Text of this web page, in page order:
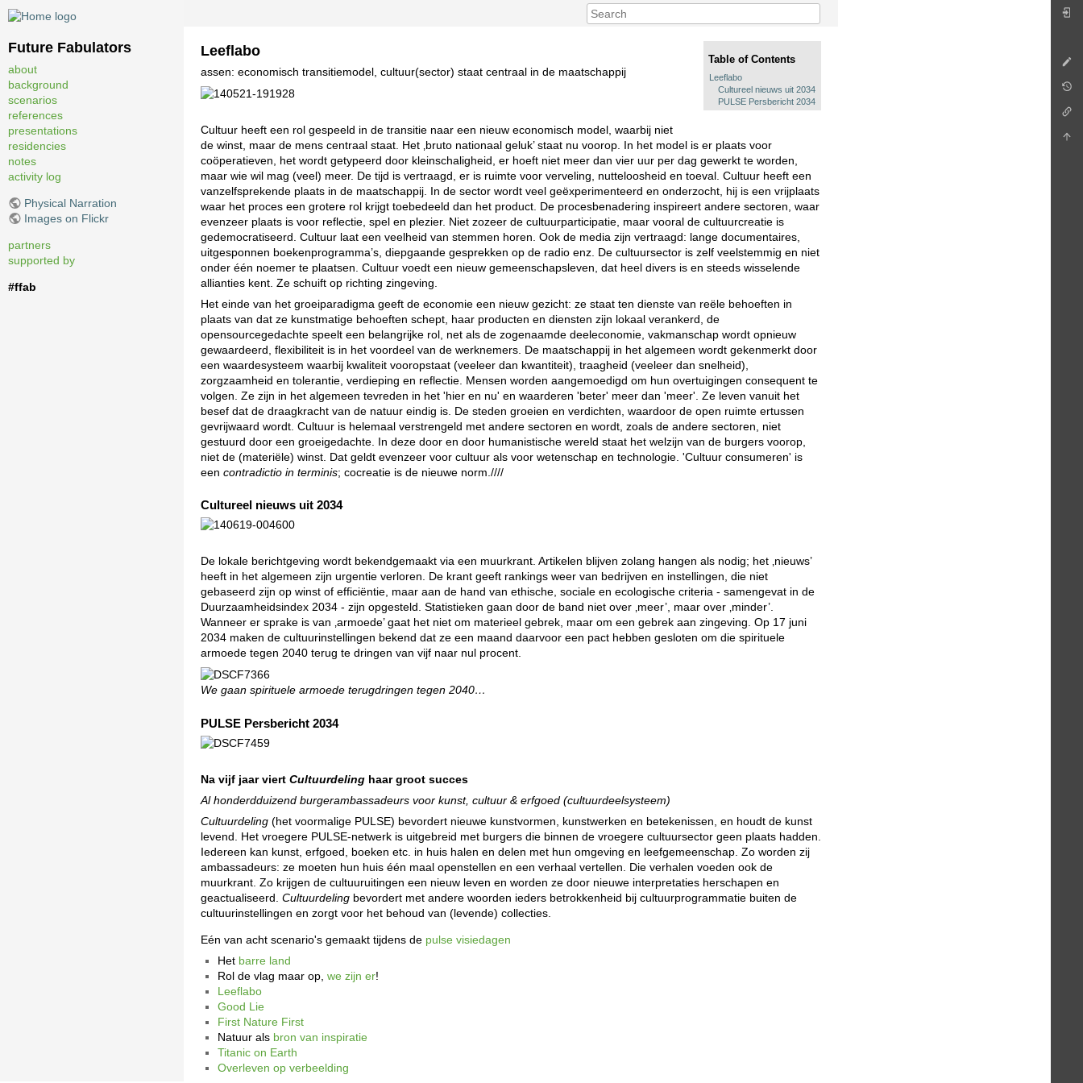
Future Fabulators
about
background
scenarios
references
presentations
residencies
notes
activity log
Physical Narration
Images on Flickr
partners
supported by
#ffab
Table of Contents
Leeflabo
Cultureel nieuws uit 2034
PULSE Persbericht 2034
Leeflabo
assen: economisch transitiemodel, cultuur(sector) staat centraal in de maatschappij
Cultuur heeft een rol gespeeld in de transitie naar een nieuw economisch model, waarbij niet
de winst, maar de mens centraal staat. Het ‚bruto nationaal geluk’ staat nu voorop. In het model is er plaats voor
coöperatieven, het wordt getypeerd door kleinschaligheid, er hoeft niet meer dan vier uur per dag gewerkt te worden,
maar wie wil mag (veel) meer. De tijd is vertraagd, er is ruimte voor verveling, nutteloosheid en toeval. Cultuur heeft een
vanzelfsprekende plaats in de maatschappij. In de sector wordt veel geëxperimenteerd en onderzocht, hij is een vrijplaats
waar het proces een grotere rol krijgt toebedeeld dan het product. De procesbenadering inspireert andere sectoren, waar
evenzeer plaats is voor reflectie, spel en plezier. Niet zozeer de cultuurparticipatie, maar vooral de cultuurcreatie is
gedemocratiseerd. Cultuur laat een veelheid van stemmen horen. Ook de media zijn vertraagd: lange documentaires,
uitgesponnen boekenprogramma’s, diepgaande gesprekken op de radio enz. De cultuursector is zelf veelstemmig en niet
onder één noemer te plaatsen. Cultuur voedt een nieuw gemeenschapsleven, dat heel divers is en steeds wisselende
allianties kent. Ze schuift op richting zingeving.
Het einde van het groeiparadigma geeft de economie een nieuw gezicht: ze staat ten dienste van reële behoeften in
plaats van dat ze kunstmatige behoeften schept, haar producten en diensten zijn lokaal verankerd, de
opensourcegedachte speelt een belangrijke rol, net als de zogenaamde deeleconomie, vakmanschap wordt opnieuw
gewaardeerd, flexibiliteit is in het voordeel van de werknemers. De maatschappij in het algemeen wordt gekenmerkt door
een waardesysteem waarbij kwaliteit vooropstaat (veeleer dan kwantiteit), traagheid (veeleer dan snelheid),
zorgzaamheid en tolerantie, verdieping en reflectie. Mensen worden aangemoedigd om hun overtuigingen consequent te
volgen. Ze zijn in het algemeen tevreden in het 'hier en nu' en waarderen 'beter' meer dan 'meer'. Ze leven vanuit het
besef dat de draagkracht van de natuur eindig is. De steden groeien en verdichten, waardoor de open ruimte ertussen
gevrijwaard wordt. Cultuur is helemaal verstrengeld met andere sectoren en wordt, zoals de andere sectoren, niet
gestuurd door een groeigedachte. In deze door en door humanistische wereld staat het welzijn van de burgers voorop,
niet de (materiële) winst. Dat geldt evenzeer voor cultuur als voor wetenschap en technologie. 'Cultuur consumeren' is
eencontradictio in terminis; cocreatie is de nieuwe norm.////
Cultureel nieuws uit 2034
De lokale berichtgeving wordt bekendgemaakt via een muurkrant. Artikelen blijven zolang hangen als nodig; het ‚nieuws’
heeft in het algemeen zijn urgentie verloren. De krant geeft rankings weer van bedrijven en instellingen, die niet
gebaseerd zijn op winst of efficiëntie, maar aan de hand van ethische, sociale en ecologische criteria - samengevat in de
Duurzaamheidsindex 2034 - zijn opgesteld. Statistieken gaan door de band niet over ‚meer’, maar over ‚minder’.
Wanneer er sprake is van ‚armoede’ gaat het niet om materieel gebrek, maar om een gebrek aan zingeving. Op 17 juni
2034 maken de cultuurinstellingen bekend dat ze een maand daarvoor een pact hebben gesloten om die spirituele
armoede tegen 2040 terug te dringen van vijf naar nul procent.
We gaan spirituele armoede terugdringen tegen 2040…
PULSE Persbericht 2034
Na vijf jaar viertCultuurdeling haar groot succes
Al honderdduizend burgerambassadeurs voor kunst, cultuur & erfgoed (cultuurdeelsysteem)
Cultuurdeling (het voormalige PULSE) bevordert nieuwe kunstvormen, kunstwerken en betekenissen, en houdt de kunst
levend. Het vroegere PULSE-netwerk is uitgebreid met burgers die binnen de vroegere cultuursector geen plaats hadden.
Iedereen kan kunst, erfgoed, boeken etc. in huis halen en delen met hun omgeving en leefgemeenschap. Zo worden zij
ambassadeurs: ze moeten hun huis één maal openstellen en een verhaal vertellen. Die verhalen voeden ook de
muurkrant. Zo krijgen de cultuuruitingen een nieuw leven en worden ze door nieuwe interpretaties herschapen en
geactualiseerd.Cultuurdeling bevordert met andere woorden ieders betrokkenheid bij cultuurprogrammatie buiten de
cultuurinstellingen en zorgt voor het behoud van (levende) collecties.
Eén van acht scenario's gemaakt tijdens de pulse visiedagen
Het barre land
Rol de vlag maar op,we zijn er!
Leeflabo
Good Lie
First Nature First
Natuur als bron van inspiratie
Titanic on Earth
Overleven op verbeelding